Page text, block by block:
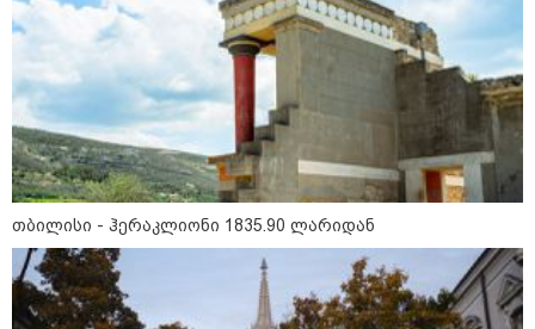
09:33 / 05-08-2026
"მამის მიერ ცოტნესთვის
დატოვებულ სახლში
თვითნებურად ცხოვრობს
ადამიანი, რომელიც ზვიადის
ანდერძში ერთი სიტყვითაც კი
არ არის მოხსენიებული" - ანა
ჯაბაური
09:32 / 05-08-2026
"4 დღე უწყლოდ და უპუროდ
გაატარეს, მათ სიცოცხლე
დავუბრუნეთ" - ქართველი
მეზღვაური წერს, რომ 36
მიგრანტი, მათ შორის, ორსული
გოგონა გადაარჩინა
თბილისი - ჰერაკლიონი 1835.90 ლარიდან